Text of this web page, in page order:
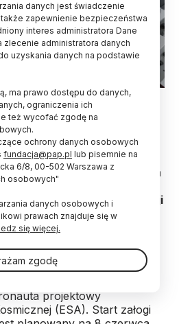
(SRM), instrument opracowany w
on-ISS, podczas testów
na wibracyjnym
Fot. materiały prasowe
jonizującego i jego
elektronicznych zbada
polską firmę SigmaLabs
na Międzynarodowej Stacji
z 13 eksperymentów w
misji technologiczno-
projektowy
(ESA). Start załogi
danych jest świadczenie
także zapewnienie bezpieczeństwa
interes administratora Dane
administratora danych
uzyskania danych na podstawie
ma prawo dostępu do danych,
ograniczenia ich
też wycofać zgodę na
ochrony danych osobowych
fundacja@pap.pl lub pisemnie na
6/8, 00-502 Warszawa z
osobowych"
danych osobowych i
prawach znajduje się w
się więcej.
zgodę